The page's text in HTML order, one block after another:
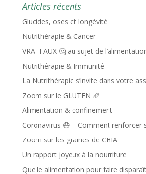
Articles récents
Glucides, oses et longévité
Nutrithérapie & Cancer
VRAI-FAUX 🤔 au sujet de
Nutrithérapie & Immunité
La Nutrithérapie s’invite dans votre
Zoom sur le GLUTEN 🥖
Alimentation & confinement
Coronavirus 😷 – Comment renforcer
Zoom sur les graines de CHIA
Un rapport joyeux à la nourriture
Quelle alimentation pour faire